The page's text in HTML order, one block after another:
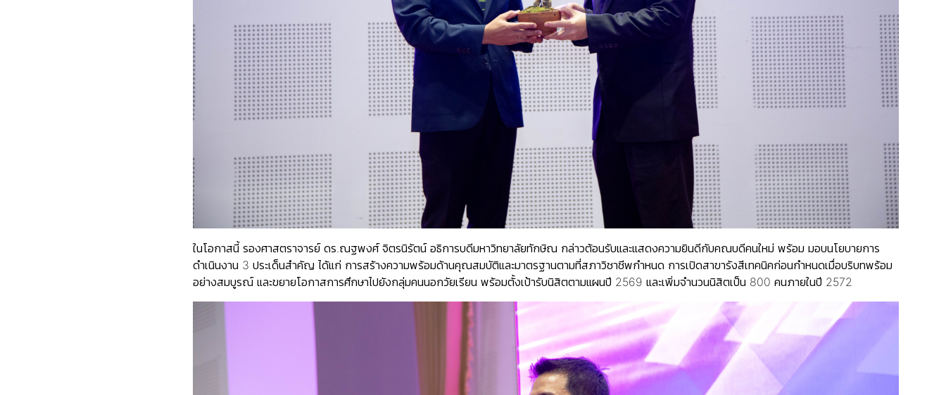
ในโอกาสนี้ รองศาสตราจารย์ ดร.ณฐพงศ์ จิตรนิรัตน์ อธิการบดีมหาวิทยาลัยทักษิณ กล่าวต้อนรับและแสดงความยินดีกับคณบดีคนใหม่ พร้อม มอบนโยบายการ
ดำเนินงาน 3 ประเด็นสำคัญ ได้แก่ การสร้างความพร้อมด้านคุณสมบัติและมาตรฐานตามที่สภาวิชาชีพกำหนด การเปิดสาขารังสีเทคนิคก่อนกำหนดเมื่อบริบทพร้อม
อย่างสมบูรณ์ และขยายโอกาสการศึกษาไปยังกลุ่มคนนอกวัยเรียน พร้อมตั้งเป้ารับนิสิตตามแผนปี 2569 และเพิ่มจำนวนนิสิตเป็น 800 คนภายในปี 2572